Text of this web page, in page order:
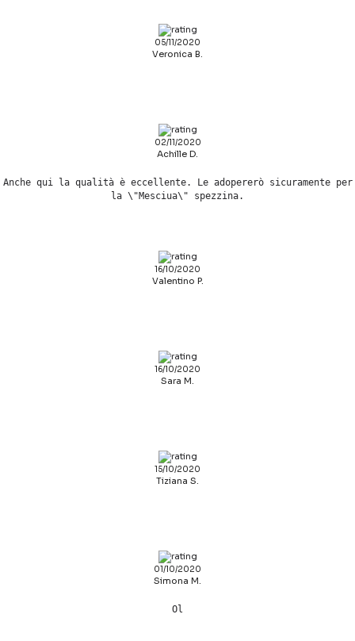
05/11/2020
Veronica B.
02/11/2020
Achille D.
Anche qui la qualità è eccellente. Le adopererò sicuramente per
la \"Mesciua\" spezzina.
16/10/2020
Valentino P.
16/10/2020
Sara M.
15/10/2020
Tiziana S.
01/10/2020
Simona M.
Ol